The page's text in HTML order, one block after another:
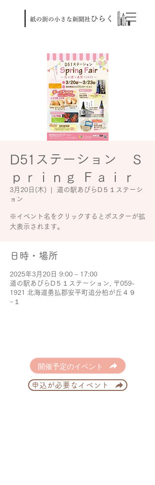
D51ステーション Ｓ
ｐｒｉｎｇ Ｆａｉｒ
3月20日(木)
道の駅あびらD５１ステーシ
ョン
※イベント名をクリックするとポスターが拡
大表示されます。
日時・場所
2025年3月20日 9:00 – 17:00
道の駅あびらD５１ステーション, 〒059-
1921 北海道勇払郡安平町追分柏が丘４９
−１
開催予定のイベント
申込が必要なイベント